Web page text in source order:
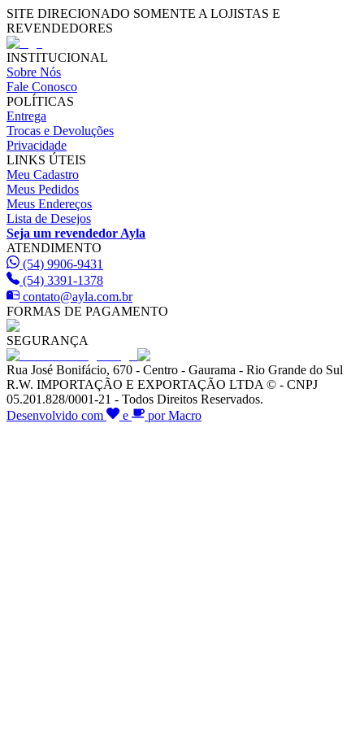
SITE DIRECIONADO SOMENTE A LOJISTAS E
REVENDEDORES
INSTITUCIONAL
Sobre Nós
Fale Conosco
POLÍTICAS
Entrega
Trocas e Devoluções
Privacidade
LINKS ÚTEIS
Meu Cadastro
Meus Pedidos
Meus Endereços
Lista de Desejos
Seja um revendedor Ayla
ATENDIMENTO
(54) 9906-9431
(54) 3391-1378
contato@ayla.com.br
FORMAS DE PAGAMENTO
SEGURANÇA
Rua José Bonifácio, 670 - Centro - Gaurama - Rio Grande do Sul
R.W. IMPORTAÇÃO E EXPORTAÇÃO LTDA © - CNPJ
05.201.828/0001-21 - Todos Direitos Reservados.
Desenvolvido com
e por Macro